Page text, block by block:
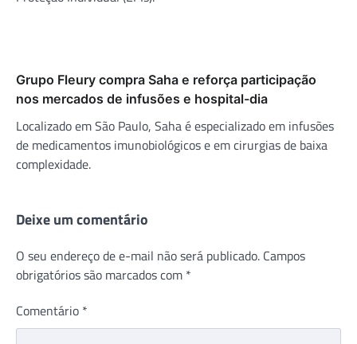
Grupo Fleury compra Saha e reforça participação
nos mercados de infusões e hospital-dia
Localizado em São Paulo, Saha é especializado em infusões
de medicamentos imunobiológicos e em cirurgias de baixa
complexidade.
Deixe um comentário
O seu endereço de e-mail não será publicado. Campos
obrigatórios são marcados com *
Comentário *